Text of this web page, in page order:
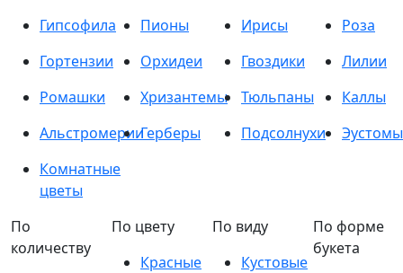
Гипсофила
Пионы Ирисы
Роза
Гортензии
Орхидеи Гвоздики
Лилии
Ромашки
Хризантемы Тюльпаны
Каллы
АльстромерииГерберы Подсолнухи
Эустомы
Комнатные
цветы
По
количеству
По цвету
Красные
По виду
Кустовые
По форме
букета